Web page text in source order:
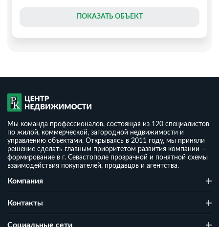
ПОКАЗАТЬ ОБЪЕКТ
Дом 86,5 м² на 4 сотки
14 990 000
2
Мы команда профессионалов, состоящая из 120 специалистов
по жилой, коммерческой, загородной недвижимости и
управлению объектами. Открываясь в 2011 году, мы приняли
решение сделать главным приоритетом развития компании —
формирование в г. Севастополе прозрачной и понятной схемы
взаимодействия покупателей, продавцов и агентства.
Компания
Контакты
Cоциальные сети